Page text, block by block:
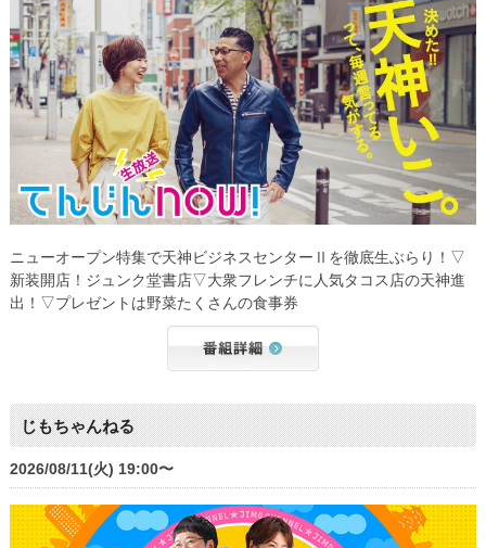
ニューオープン特集で天神ビジネスセンターⅡを徹底生ぶらり！▽
新装開店！ジュンク堂書店▽大衆フレンチに人気タコス店の天神進
出！▽プレゼントは野菜たくさんの食事券
じもちゃんねる
2026/08/11(火) 19:00〜